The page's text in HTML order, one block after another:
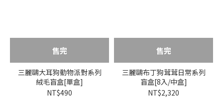
售完
三麗鷗大耳狗動物派對系列
絨毛盲盒[單盒]
NT$490
售完
三麗鷗布丁狗茸茸日常系列
盲盒[8入/中盒]
NT$2,320